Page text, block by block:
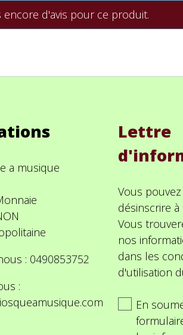
encore d'avis pour ce produit.
a musique
: 0490853752
:
Lettre
Vous
désinscrire
Vous
nos
dans les
d'utilisation
En